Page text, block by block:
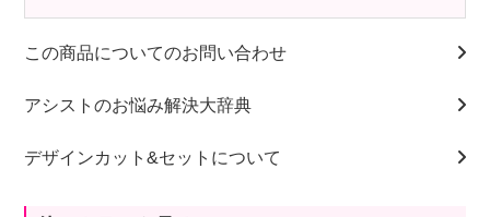
この商品についてのお問い合わせ
アシストのお悩み解決大辞典
デザインカット&セットについて